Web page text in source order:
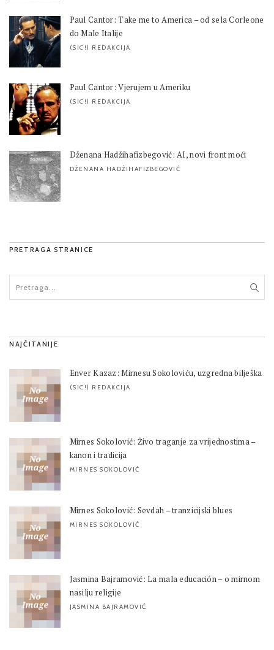
Paul Cantor: Take me to America – od sela Corleone
do Male Italije
(SIC!) REDAKCIJA
Paul Cantor: Vjerujem u Ameriku
(SIC!) REDAKCIJA
Dženana Hadžihafizbegović: AI, novi front moći
DŽENANA HADŽIHAFIZBEGOVIĆ
PRETRAGA STRANICE
NAJČITANIJE
Enver Kazaz: Mirnesu Sokoloviću, uzgredna bilješka
(SIC!) REDAKCIJA
Mirnes Sokolović: Živo traganje za vrijednostima –
kanon i tradicija
MIRNES SOKOLOVIĆ
Mirnes Sokolović: Sevdah – tranzicijski blues
MIRNES SOKOLOVIĆ
Jasmina Bajramović: La mala educación – o mirnom
nasilju religije
JASMINA BAJRAMOVIĆ